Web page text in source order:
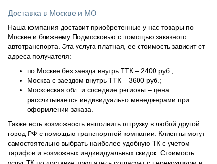
Доставка в Москве и МО
Наша компания доставит приобретенные у нас товары по
Москве и ближнему Подмосковью с помощью заказного
автотранспорта. Эта услуга платная, ее стоимость зависит от
адреса получателя:
по Москве без заезда внутрь ТТК – 2400 руб.;
Москва с заездом внутрь ТТК – 3600 руб.;
Московская обл. и соседние регионы – цена
рассчитывается индивидуально менеджерами при
оформлении заказа.
Также есть возможность выполнить отгрузку в любой другой
город РФ с помощью транспортной компании. Клиенты могут
самостоятельно выбрать наиболее удобную ТК с учетом
тарифов и возможных индивидуальных скидок. Стоимость
услуг ТК по доставке покупатель согласует с перевозчиком и